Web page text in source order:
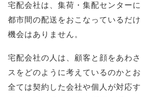
宅配会社は、集荷・集配センター
都市間の配送をおこなっているだ
機会はありません。
宅配会社の人は、顧客と顔をあわ
スをどのように考えているのかとお
全ては契約した会社や個人が対応